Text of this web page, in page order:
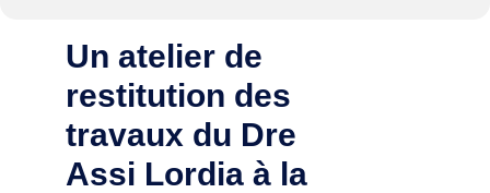
Un atelier de
restitution des
travaux du Dre
Assi Lordia à la